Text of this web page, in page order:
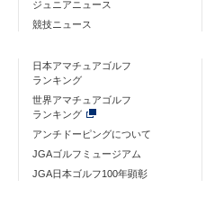
ジュニアニュース
競技ニュース
日本アマチュアゴルフ
ランキング
世界アマチュアゴルフ
ランキング
アンチドーピングについて
JGAゴルフミュージアム
JGA日本ゴルフ100年顕彰